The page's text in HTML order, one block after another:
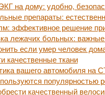
на дому: удобно,
препараты:
эффективное решение
лежачих больных:
если умер человек
качественные ткани
вашего автомобиля на
популярностью
качественный